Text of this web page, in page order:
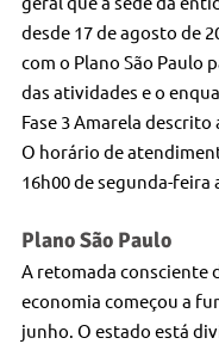
desde 17 de agosto de
com o Plano São Paulo
das atividades e o
Fase 3 Amarela descrito
O horário de
16h00 de segunda-feira
Plano São Paulo
A retomada consciente
economia começou a
junho. O estado está